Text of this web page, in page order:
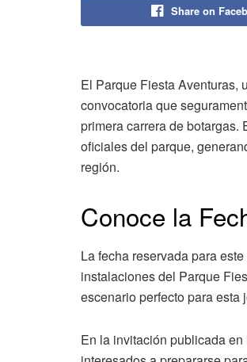
Share on
El Parque Fiesta Aventuras,
convocatoria que
primera carrera de
oficiales del parque,
región.
Conoce la
La fecha reservada para
instalaciones del Parque
escenario perfecto para
En la invitación publicada